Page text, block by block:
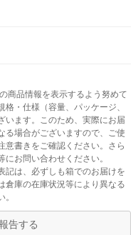
商品情報を表示するよう努めて
・仕様（容量、パッケージ、
います。このため、実際にお届
る場合がございますので、ご使
意書きをご確認ください。さら
お問い合わせください。
記は、必ずしも箱でのお届けを
倉庫の在庫状況等により異なる
告する